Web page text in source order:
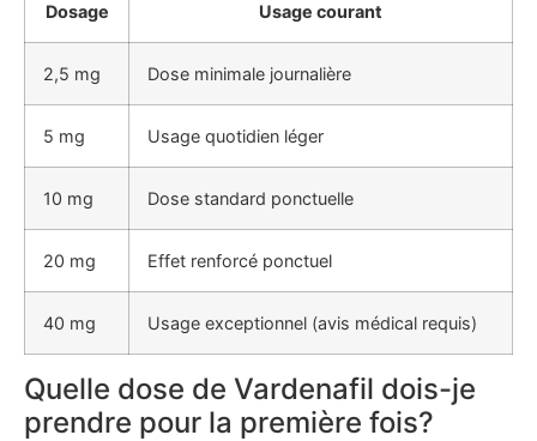
Dosage Usage courant
2,5 mg Dose minimale journalière
5 mg Usage quotidien léger
10 mg Dose standard ponctuelle
20 mg Effet renforcé ponctuel
40 mg Usage exceptionnel (avis médical requis)
Quelle dose de Vardenafil dois-je
prendre pour la première fois?